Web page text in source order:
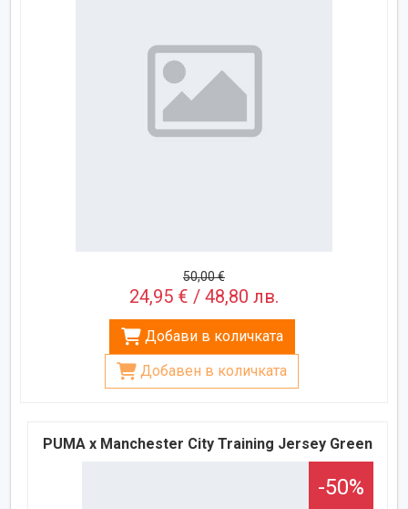
50,00 €
24,95 € / 48,80 лв.
Добави в количката
Добавен в количката
PUMA x Manchester City Training Jersey Green
-50%